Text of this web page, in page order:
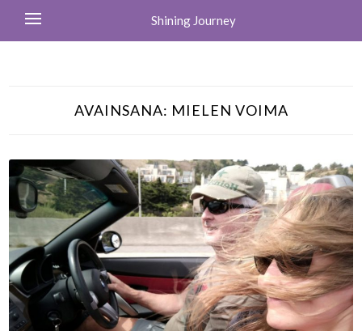
Shining Journey
AVAINSANA: MIELEN VOIMA